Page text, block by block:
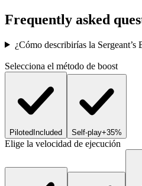
Frequently asked
¿Cómo describirías la
Selecciona el método de boost
PilotedIncluded Self-play+35%
Elige la velocidad de ejecución